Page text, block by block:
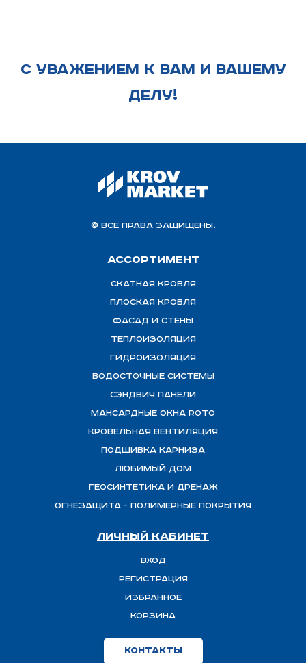
С УВАЖЕНИЕМ К ВАМ И ВАШЕМУ
ДЕЛУ!
© Все права защищены.
Ассортимент
Скатная Кровля
Плоская кровля
Фасад и стены
Теплоизоляция
ГИДРОИЗОЛЯЦИЯ
Водосточные системы
Сэндвич панели
Мансардные окна ROTO
Кровельная вентиляция
Подшивка карниза
Любимый Дом
Геосинтетика и дренаж
ОГНЕЗАЩИТА - полимерные покрытия
Личный кабинет
Вход
Регистрация
Избранное
Корзина
Контакты